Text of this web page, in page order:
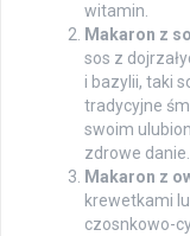
witamin.
Makaron z
sos z
i bazylii, taki
tradycyjne
swoim
zdrowe danie.
Makaron z
krewetkami
czosnkowo-